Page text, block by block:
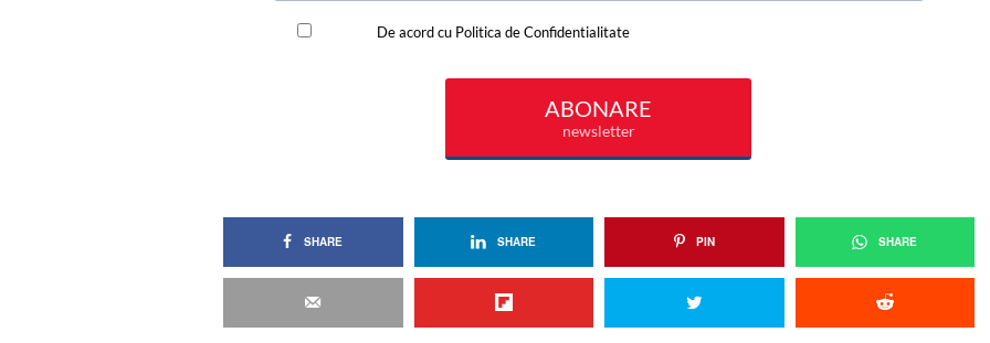
SHARE SHARE PIN SHARE